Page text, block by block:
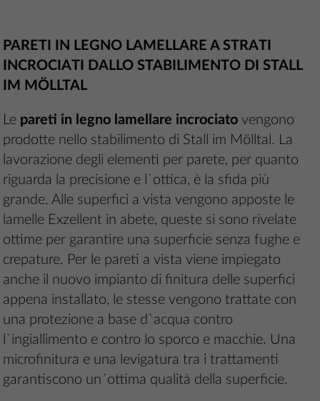
PARETI IN LEGNO LAMELLARE A STRATI
INCROCIATI DALLO STABILIMENTO DI STALL
IM MÖLLTAL
Le pareti in legno lamellare incrociato vengono
prodotte nello stabilimento di Stall im Mölltal. La
lavorazione degli elementi per parete, per quanto
riguarda la precisione e l`ottica, è la sfida più
grande. Alle superfici a vista vengono apposte le
lamelle Exzellent in abete, queste si sono rivelate
ottime per garantire una superficie senza fughe e
crepature. Per le pareti a vista viene impiegato
anche il nuovo impianto di finitura delle superfici
appena installato, le stesse vengono trattate con
una protezione a base d`acqua contro
l`ingiallimento e contro lo sporco e macchie. Una
microfinitura e una levigatura tra i trattamenti
garantiscono un´ottima qualità della superficie.